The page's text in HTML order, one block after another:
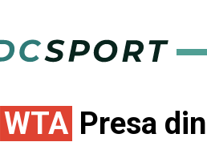
WTA Presa